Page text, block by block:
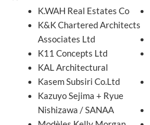
K.WAH Real Estates Co
K&K Chartered Architects
Associates Ltd
K11 Concepts Ltd
KAL Architectural
Kasem Subsiri Co.Ltd
Kazuyo Sejima + Ryue
Nishizawa / SANAA